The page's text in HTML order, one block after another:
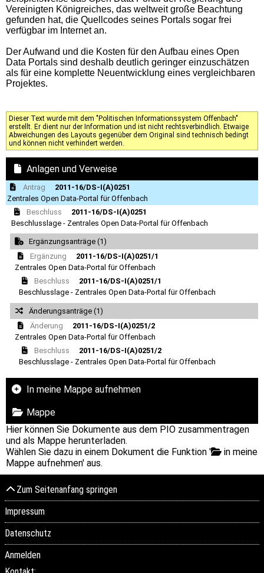
Vereinigten Königreiches, das weltweit große Beachtung
gefunden hat, die Quellcodes seines Portals sogar frei
verfügbar im Internet an.
Der Aufwand und die Kosten für den Aufbau eines Open
Data Portals sind deshalb deutlich geringer einzuschätzen
als für eine komplette Neuentwicklung eines vergleichbaren
Projektes.
Dieser Text wurde mit dem "Politischen Informationssystem Offenbach"
erstellt. Er dient nur der Information und ist nicht rechtsverbindlich. Etwaige
Abweichungen des Layouts gegenüber dem Original sind technisch bedingt
und können nicht verhindert werden.
Anlagen und Verweise
Antrag
2011-16/DS-I(A)0251
Zentrales Open Data-Portal für Offenbach
Beschluss
2011-16/DS-I(A)0251
Beschlusslage - Zentrales Open Data-Portal für Offenbach
Ergänzungsanträge (1)
Ergänzung
2011-16/DS-I(A)0251/1
Zentrales Open Data-Portal für Offenbach
Beschluss
2011-16/DS-I(A)0251/1
Beschlusslage - Zentrales Open Data-Portal für Offenbach
Änderungsanträge (1)
Änderung
2011-16/DS-I(A)0251/2
Zentrales Open Data-Portal für Offenbach
Beschluss
2011-16/DS-I(A)0251/2
Beschlusslage - Zentrales Open Data-Portal für Offenbach
In meine Mappe aufnehmen
Mappe
Hier können Sie Dokumente aus dem PIO zusammentragen
und als Mappe herunterladen.
Wählen Sie dazu in einem Dokument die Funktion '
in meine
Mappe aufnehmen' aus.
Zum Seitenanfang springen
Impressum
Datenschutz
Anmelden